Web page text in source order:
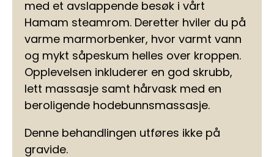
med et avslappende besøk i vårt
Hamam steamrom. Deretter hviler du på
varme marmorbenker, hvor varmt vann
og mykt såpeskum helles over kroppen.
Opplevelsen inkluderer en god skrubb,
lett massasje samt hårvask med en
beroligende hodebunnsmassasje.
Denne behandlingen utføres ikke på
gravide.